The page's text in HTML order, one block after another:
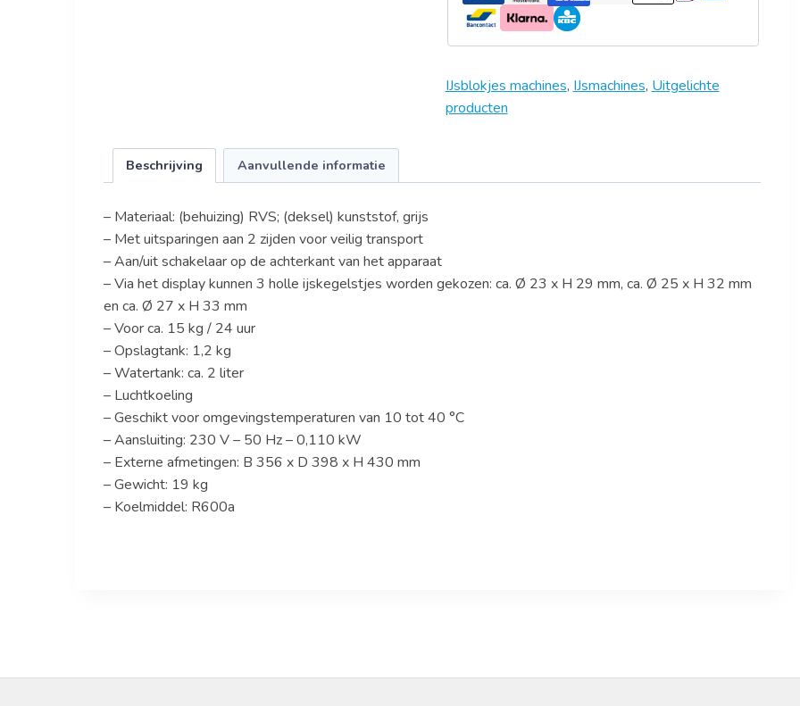
IJsblokjes machines, IJsmachines, Uitgelichte
producten
Beschrijving Aanvullende informatie
– Materiaal: (behuizing) RVS; (deksel) kunststof, grijs
– Met uitsparingen aan 2 zijden voor veilig transport
– Aan/uit schakelaar op de achterkant van het apparaat
– Via het display kunnen 3 holle ijskegelstjes worden gekozen: ca. Ø 23 x H 29 mm, ca. Ø 25 x H 32 mm
en ca. Ø 27 x H 33 mm
– Voor ca. 15 kg / 24 uur
– Opslagtank: 1,2 kg
– Watertank: ca. 2 liter
– Luchtkoeling
– Geschikt voor omgevingstemperaturen van 10 tot 40 °C
– Aansluiting: 230 V – 50 Hz – 0,110 kW
– Externe afmetingen: B 356 x D 398 x H 430 mm
– Gewicht: 19 kg
– Koelmiddel: R600a